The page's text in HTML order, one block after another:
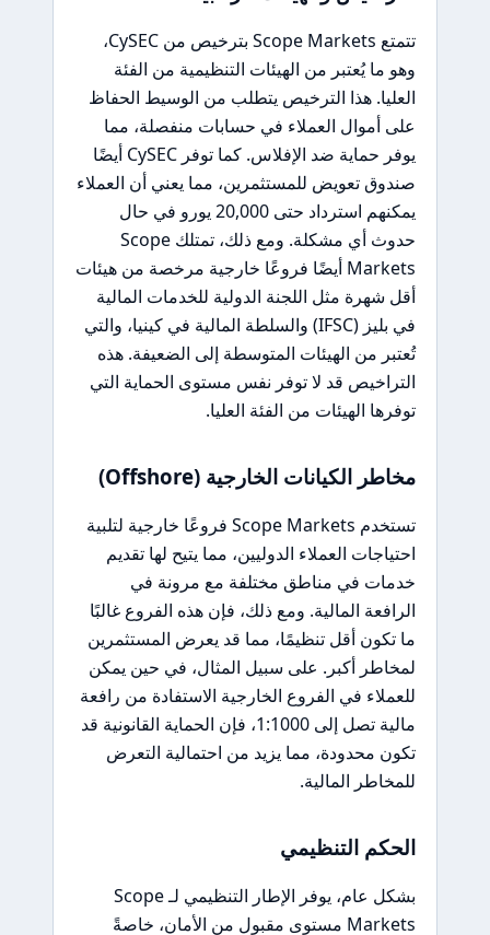
تتمتع Scope Markets بترخيص من CySEC،
وهو ما يُعتبر من الهيئات التنظيمية من الفئة
العليا. هذا الترخيص يتطلب من الوسيط الحفاظ
على أموال العملاء في حسابات منفصلة، مما
يوفر حماية ضد الإفلاس. كما توفر CySEC أيضًا
صندوق تعويض للمستثمرين، مما يعني أن العملاء
يمكنهم استرداد حتى 20,000 يورو في حال
حدوث أي مشكلة. ومع ذلك، تمتلك Scope
Markets أيضًا فروعًا خارجية مرخصة من هيئات
أقل شهرة مثل اللجنة الدولية للخدمات المالية
في بليز (IFSC) والسلطة المالية في كينيا، والتي
تُعتبر من الهيئات المتوسطة إلى الضعيفة. هذه
التراخيص قد لا توفر نفس مستوى الحماية التي
توفرها الهيئات من الفئة العليا.
مخاطر الكيانات الخارجية (Offshore)
تستخدم Scope Markets فروعًا خارجية لتلبية
احتياجات العملاء الدوليين، مما يتيح لها تقديم
خدمات في مناطق مختلفة مع مرونة في
الرافعة المالية. ومع ذلك، فإن هذه الفروع غالبًا
ما تكون أقل تنظيمًا، مما قد يعرض المستثمرين
لمخاطر أكبر. على سبيل المثال، في حين يمكن
للعملاء في الفروع الخارجية الاستفادة من رافعة
مالية تصل إلى 1:1000، فإن الحماية القانونية قد
تكون محدودة، مما يزيد من احتمالية التعرض
للمخاطر المالية.
الحكم التنظيمي
بشكل عام، يوفر الإطار التنظيمي لـ Scope
Markets مستوى مقبول من الأمان، خاصةً